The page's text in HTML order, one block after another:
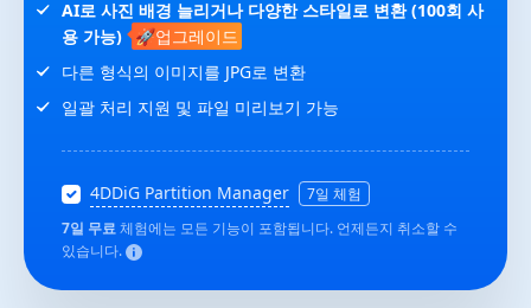
AI로 사진 배경 늘리거나 다양한 스타일로 변환 (100회 사
용 가능)
🚀업그레이드
다른 형식의 이미지를 JPG로 변환
일괄 처리 지원 및 파일 미리보기 가능
4DDiG Partition Manager
7일 체험
7일 무료체험에는 모든 기능이 포함됩니다. 언제든지 취소할 수
있습니다.